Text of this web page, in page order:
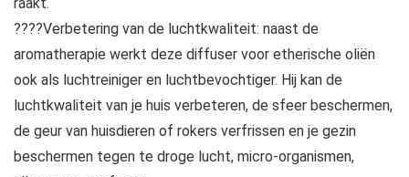
????Verbetering van de luchtkwaliteit: naast de
aromatherapie werkt deze diffuser voor etherische oliën
ook als luchtreiniger en luchtbevochtiger. Hij kan de
luchtkwaliteit van je huis verbeteren, de sfeer beschermen,
de geur van huisdieren of rokers verfrissen en je gezin
beschermen tegen te droge lucht, micro-organismen,